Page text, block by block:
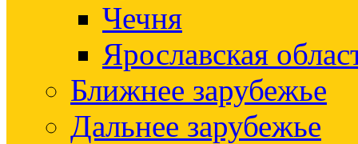
Чечня
Ярославская
Ближнее зарубежье
Дальнее зарубежье